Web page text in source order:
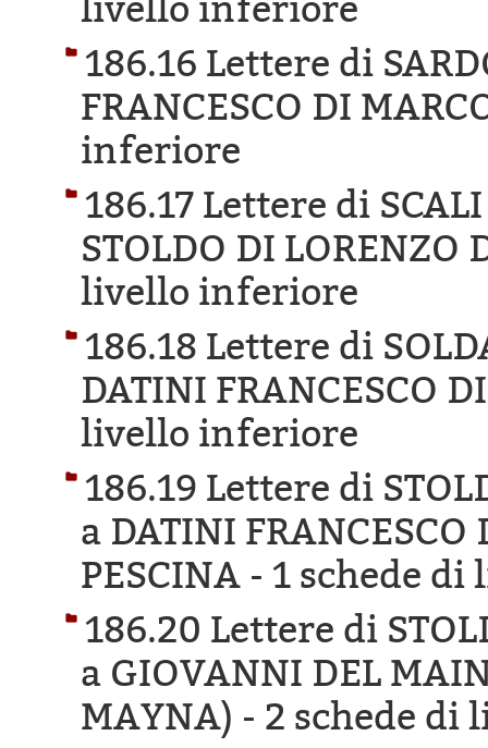
livello inferiore
186.16 Lettere di
FRANCESCO DI
inferiore
186.17 Lettere di
STOLDO DI LORENZO
livello inferiore
186.18 Lettere di
DATINI FRANCESCO
livello inferiore
186.19 Lettere di
a DATINI FRANCESCO
PESCINA - 1 schede
186.20 Lettere di
a GIOVANNI DEL
MAYNA) - 2 schede di